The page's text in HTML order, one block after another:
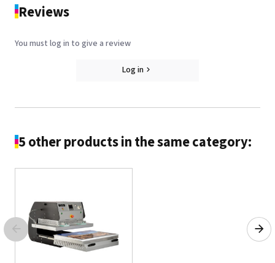
Reviews
You must log in to give a review
Log in
5 other products in the same category: